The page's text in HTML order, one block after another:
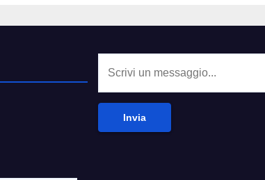
Invia